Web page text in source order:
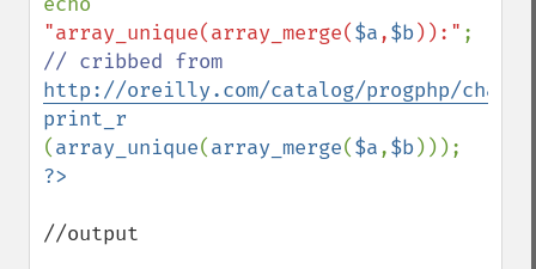
"array_unique(array_merge($a,$b)):"
http://oreilly.com/catalog/progphp/
(array_unique(array_merge($a,$b
//output